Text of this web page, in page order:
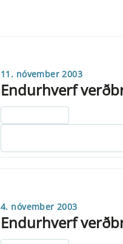
11. nóvember 2003
Endurhverf
4. nóvember 2003
Endurhverf